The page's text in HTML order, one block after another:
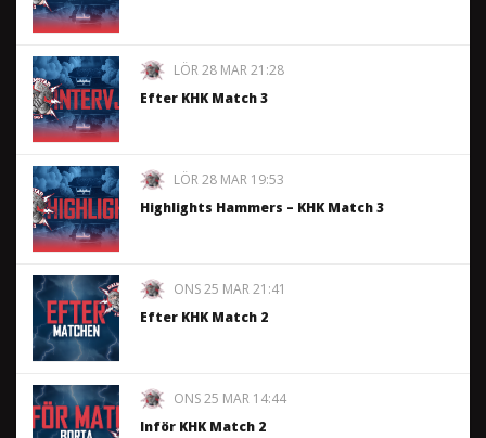
LÖR 28 MAR 21:28
Efter KHK Match 3
LÖR 28 MAR 19:53
Highlights Hammers – KHK Match 3
ONS 25 MAR 21:41
Efter KHK Match 2
ONS 25 MAR 14:44
Inför KHK Match 2